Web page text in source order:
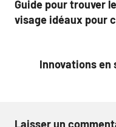
de
Guide pour trouver
visage idéaux pour
Innovations en
Laisser un